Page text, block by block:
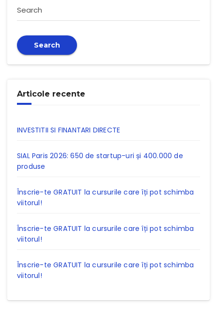
Search
Search
Articole recente
INVESTITII SI FINANTARI DIRECTE
SIAL Paris 2026: 650 de startup-uri și 400.000 de
produse
Înscrie-te GRATUIT la cursurile care îți pot schimba
viitorul!
Înscrie-te GRATUIT la cursurile care îți pot schimba
viitorul!
Înscrie-te GRATUIT la cursurile care îți pot schimba
viitorul!